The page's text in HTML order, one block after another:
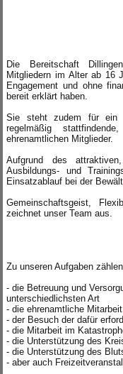
Die Bereitschaft
Mitgliedern im Alter ab 16
Engagement und ohne
bereit erklärt haben.
Sie steht zudem für ein
regelmäßig
ehrenamtlichen Mitglieder.
Aufgrund des
Ausbildungs- und
Einsatzablauf bei der
Gemeinschaftsgeist,
zeichnet unser Team aus.
Zu unseren Aufgaben
- die Betreuung und
unterschiedlichsten Art
- die ehrenamtliche
- der Besuch der dafür
- die Mitarbeit im
- die Unterstützung des
- die Unterstützung des
- aber auch